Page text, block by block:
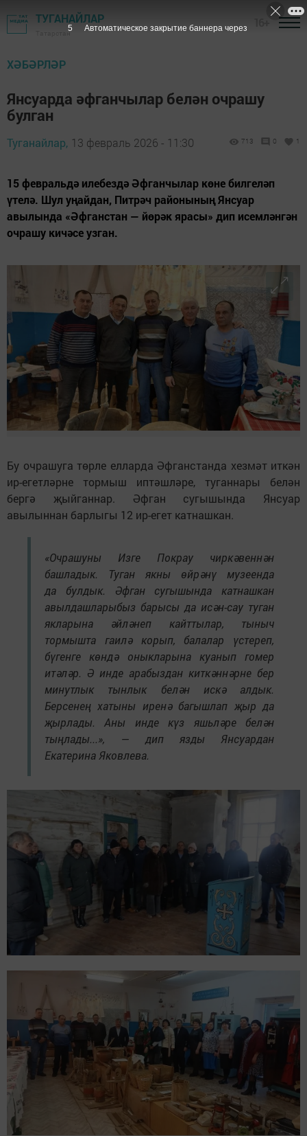
ТУГАНАЙЛАР
Татарстан
ХӘБӘРЛӘР
Янсуарда әфганчылар белән очрашу
булган
Туганайлар, 13 февраль 2026 - 11:30 713 0 1
15 февральдә илебездә Әфганчылар көне билгеләп
үтелә. Шул уңайдан, Питрәч районының Янсуар
авылында «Әфганстан — йөрәк ярасы» дип исемләнгән
очрашу кичәсе узган.
Бу очрашуга төрле елларда Әфганстанда хезмәт иткән
ир-егетләрне тормыш иптәшләре, туганнары белән
бергә җыйганнар. Әфган сугышында Янсуар
авылыннан барлыгы 12 ир-егет катнашкан.
«Очрашуны Изге Покрау чиркәвеннән
башладык. Туган якны өйрәнү музеенда
да булдык. Әфган сугышында катнашкан
авылдашларыбыз барысы да исән-сау туган
якларына әйләнеп кайттылар, тыныч
тормышта гаилә корып, балалар үстереп,
бүгенге көндә оныкларына куанып гомер
итәләр. Ә инде арабыздан киткәннәрне бер
минутлык тынлык белән искә алдык.
Берсенең хатыны иренә багышлап җыр да
җырлады. Аны инде күз яшьләре белән
тыңлады...», — дип язды Янсуардан
Екатерина Яковлева.
3 Автоматическое закрытие баннера через